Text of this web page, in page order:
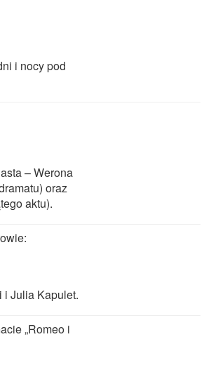
i nocy pod
– Werona
oraz
aktu).
i Julia Kapulet.
„Romeo i